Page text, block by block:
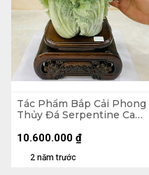
Tác Phẩm Bắp Cải Phong
Thủy Đá Serpentine Cao
Thước 17x20x13 (cm)
2 năm trước
10.600.000 ₫